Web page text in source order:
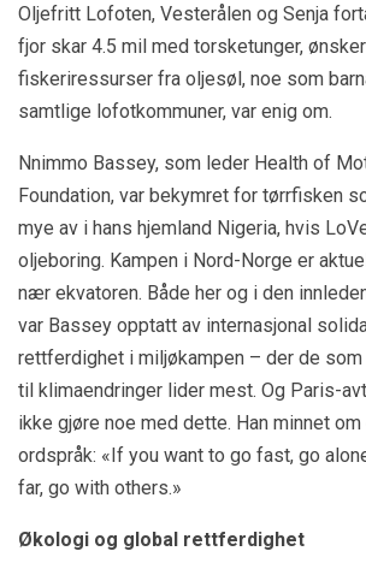
Oljefritt Lofoten, Vesterålen og Senja
fjor skar 4.5 mil med torsketunger,
fiskeriressurser fra oljesøl, noe som
samtlige lofotkommuner, var enig om.
Nnimmo Bassey, som leder Health of
Foundation, var bekymret for tørrfisken
mye av i hans hjemland Nigeria, hvis
oljeboring. Kampen i Nord-Norge er
nær ekvatoren. Både her og i den
var Bassey opptatt av internasjonal
rettferdighet i miljøkampen – der de
til klimaendringer lider mest. Og Paris-
ikke gjøre noe med dette. Han minnet
ordspråk: «If you want to go fast, go
far, go with others.»
Økologi og global rettferdighet